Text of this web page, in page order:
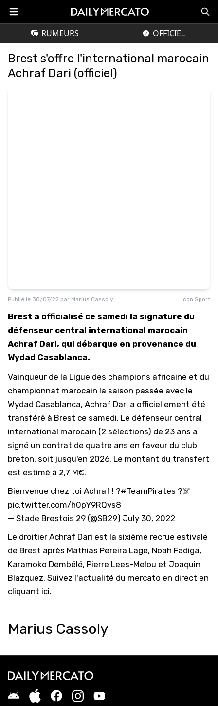
RUMEURS OFFICIEL
Brest s'offre l'international marocain
Achraf Dari (officiel)
Publié le 30/07/22 par Marius Cassoly Icon Sport
Brest a officialisé ce samedi la signature du
défenseur central international marocain
Achraf Dari, qui débarque en provenance du
Wydad Casablanca.
Vainqueur de la Ligue des champions africaine et du
championnat marocain la saison passée avec le
Wydad Casablanca, Achraf Dari a officiellement été
transféré à Brest ce samedi. Le défenseur central
international marocain (2 sélections) de 23 ans a
signé un contrat de quatre ans en faveur du club
breton, soit jusqu'en 2026. Le montant du transfert
est estimé à 2,7 M€.
Bienvenue chez toi Achraf ! ?#TeamPirates ?‍☠️
pic.twitter.com/h0pY9RQys8
— Stade Brestois 29 (@SB29) July 30, 2022
Le droitier Achraf Dari est la sixième recrue estivale
de Brest après Mathias Pereira Lage, Noah Fadiga,
Karamoko Dembélé, Pierre Lees-Melou et Joaquin
Blazquez. Suivez l'actualité du mercato en direct en
cliquant ici.
Marius Cassoly